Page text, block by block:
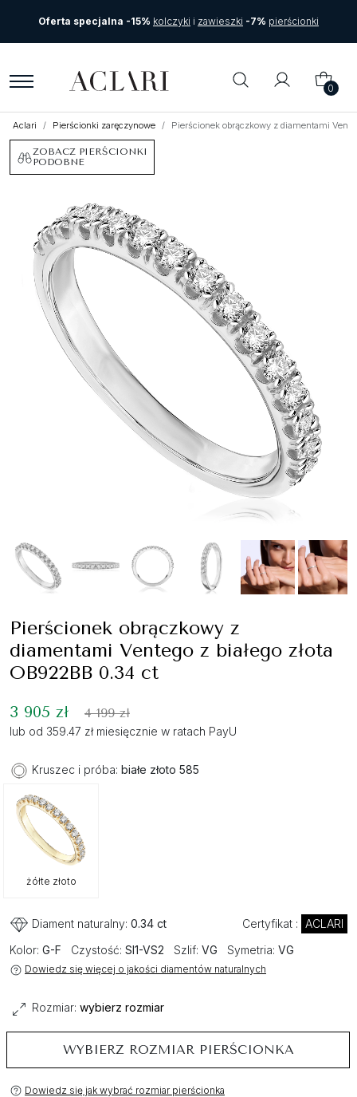
Oferta specjalna -15% kolczyki i zawieszki -7% pierścionki
0
Aclari Pierścionki zaręczynowe Pierścionek obrączkowy z diamentami
ZOBACZ PIERŚCIONKI
PODOBNE
Pierścionek obrączkowy z
diamentami Ventego z białego złota
OB922BB 0.34 ct
3 905 zł 4 199 zł
lub od 359.47 zł miesięcznie w ratach PayU
Kruszec i próba: białe złoto 585
żółte złoto
Diament naturalny: 0.34 ct Certyfikat : ACLARI
Kolor: G-F Czystość: SI1-VS2 Szlif: VG Symetria: VG
Dowiedz się więcej o jakości diamentów naturalnych
Rozmiar: wybierz rozmiar
WYBIERZ ROZMIAR PIERŚCIONKA
Dowiedz się jak wybrać rozmiar pierścionka